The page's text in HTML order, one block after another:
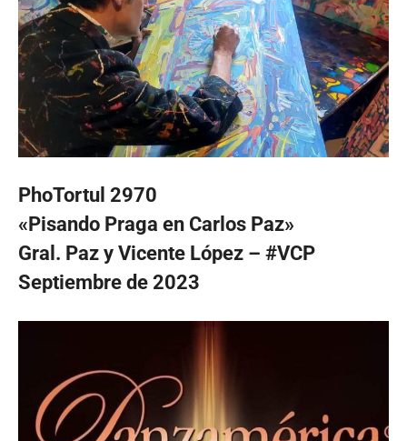
PhoTortul 2970
«Pisando Praga en Carlos Paz»
Gral. Paz y Vicente López – #VCP
Septiembre de 2023